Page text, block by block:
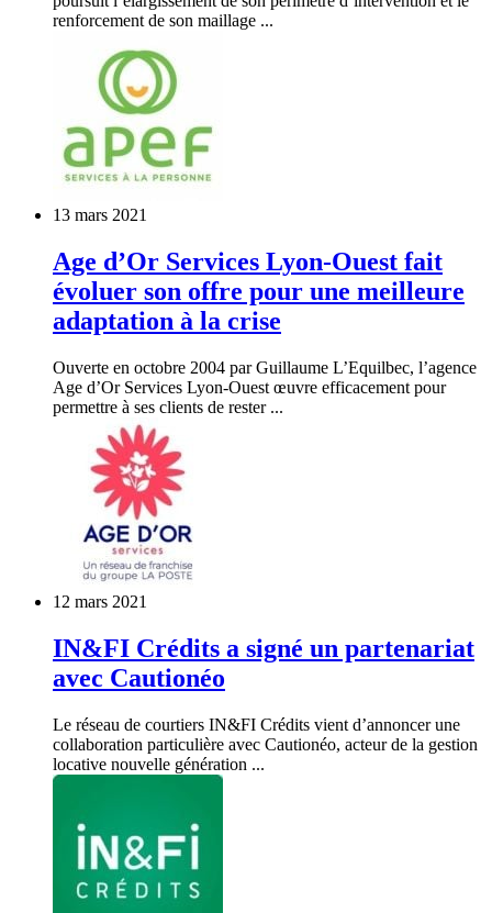
renforcement de son maillage ...
13 mars 2021
Age d’Or Services Lyon-Ouest fait
évoluer son offre pour une meilleure
adaptation à la crise
Ouverte en octobre 2004 par Guillaume L’Equilbec, l’agence
Age d’Or Services Lyon-Ouest œuvre efficacement pour
permettre à ses clients de rester ...
12 mars 2021
IN&FI Crédits a signé un partenariat
avec Cautionéo
Le réseau de courtiers IN&FI Crédits vient d’annoncer une
collaboration particulière avec Cautionéo, acteur de la gestion
locative nouvelle génération ...